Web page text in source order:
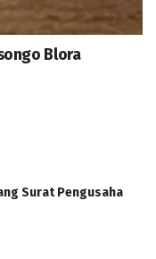
Blora
Surat Pengusaha